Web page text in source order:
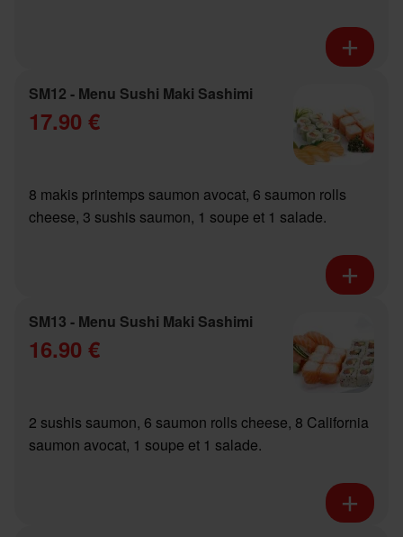
SM12 - Menu Sushi Maki Sashimi
17.90 €
8 makis printemps saumon avocat, 6 saumon rolls
cheese, 3 sushis saumon, 1 soupe et 1 salade.
SM13 - Menu Sushi Maki Sashimi
16.90 €
2 sushis saumon, 6 saumon rolls cheese, 8 California
saumon avocat, 1 soupe et 1 salade.